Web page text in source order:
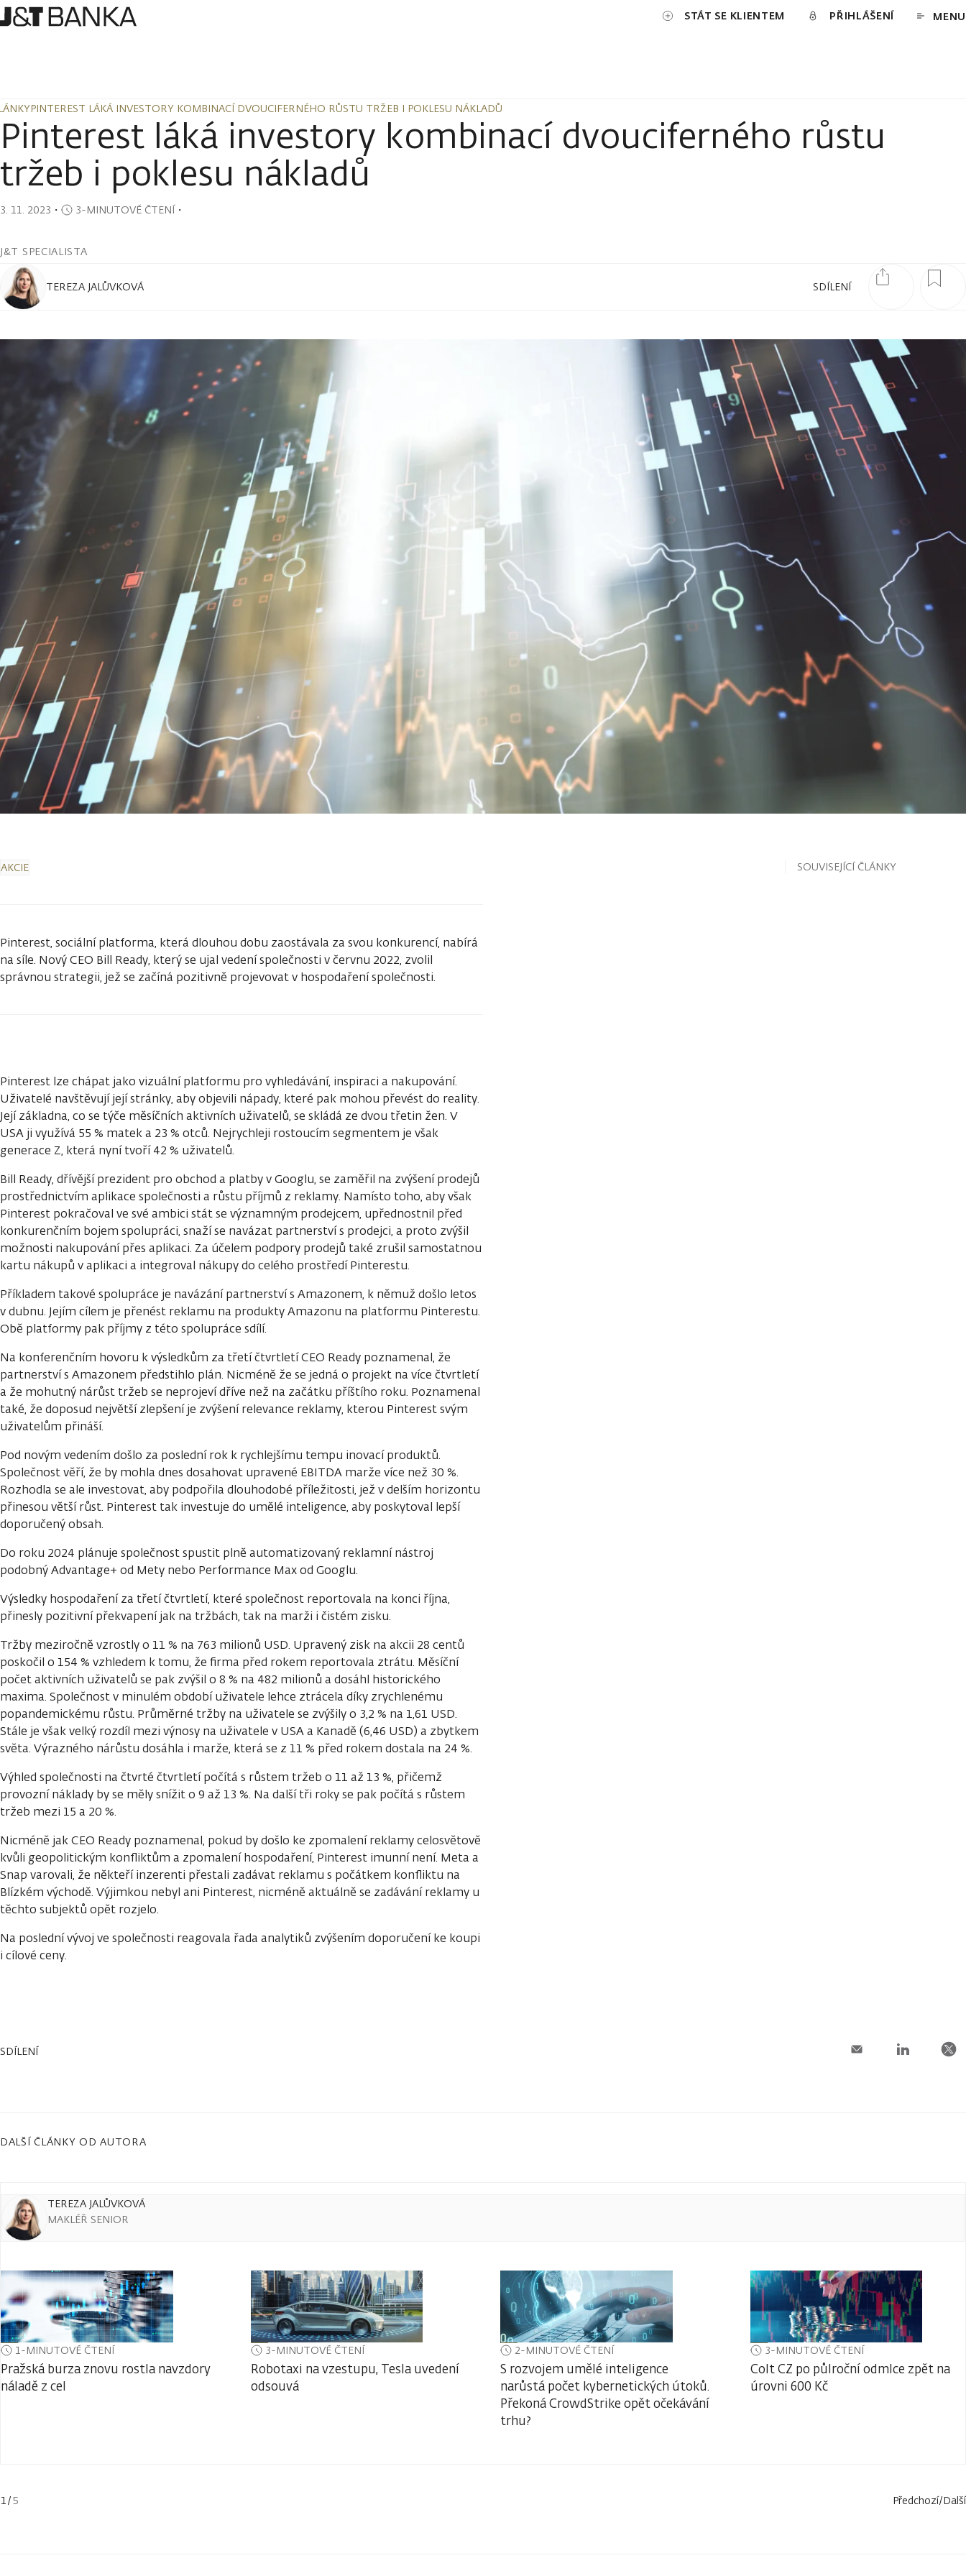
STÁT SE KLIENTEM PŘIHLÁŠENÍ MENU
PINTEREST LÁKÁ INVESTORY KOMBINACÍ DVOUCIFERNÉHO RŮSTU TRŽEB I POKLESU NÁKLADŮ
PINTEREST LÁKÁ INVESTORY KOMBINACÍ DVOUCIFERNÉHO RŮSTU TRŽEB I POKLESU NÁKLADŮ
Pinterest láká investory kombinací dvouciferného růstu
tržeb i poklesu nákladů
3. 11. 2023 ・ 3-MINUTOVÉ ČTENÍ・
J&T SPECIALISTA
SDÍLENÍ
TEREZA JALŮVKOVÁ
AKCIE
Pinterest, sociální platforma, která dlouhou dobu zaostávala za svou konkurencí, nabírá
na síle. Nový CEO Bill Ready, který se ujal vedení společnosti v červnu 2022, zvolil
správnou strategii, jež se začíná pozitivně projevovat v hospodaření společnosti.
Pinterest lze chápat jako vizuální platformu pro vyhledávání, inspiraci a nakupování.
Uživatelé navštěvují její stránky, aby objevili nápady, které pak mohou převést do reality.
Její základna, co se týče měsíčních aktivních uživatelů, se skládá ze dvou třetin žen. V
USA ji využívá 55 % matek a 23 % otců. Nejrychleji rostoucím segmentem je však
generace Z, která nyní tvoří 42 % uživatelů.
Bill Ready, dřívější prezident pro obchod a platby v Googlu, se zaměřil na zvýšení prodejů
prostřednictvím aplikace společnosti a růstu příjmů z reklamy. Namísto toho, aby však
Pinterest pokračoval ve své ambici stát se významným prodejcem, upřednostnil před
konkurenčním bojem spolupráci, snaží se navázat partnerství s prodejci, a proto zvýšil
možnosti nakupování přes aplikaci. Za účelem podpory prodejů také zrušil samostatnou
kartu nákupů v aplikaci a integroval nákupy do celého prostředí Pinterestu.
Příkladem takové spolupráce je navázání partnerství s Amazonem, k němuž došlo letos
v dubnu. Jejím cílem je přenést reklamu na produkty Amazonu na platformu Pinterestu.
Obě platformy pak příjmy z této spolupráce sdílí.
Na konferenčním hovoru k výsledkům za třetí čtvrtletí CEO Ready poznamenal, že
partnerství s Amazonem předstihlo plán. Nicméně že se jedná o projekt na více čtvrtletí
a že mohutný nárůst tržeb se neprojeví dříve než na začátku příštího roku. Poznamenal
také, že doposud největší zlepšení je zvýšení relevance reklamy, kterou Pinterest svým
uživatelům přináší.
Pod novým vedením došlo za poslední rok k rychlejšímu tempu inovací produktů.
Společnost věří, že by mohla dnes dosahovat upravené EBITDA marže více než 30 %.
Rozhodla se ale investovat, aby podpořila dlouhodobé příležitosti, jež v delším horizontu
přinesou větší růst. Pinterest tak investuje do umělé inteligence, aby poskytoval lepší
doporučený obsah.
Do roku 2024 plánuje společnost spustit plně automatizovaný reklamní nástroj
podobný Advantage+ od Mety nebo Performance Max od Googlu.
Výsledky hospodaření za třetí čtvrtletí, které společnost reportovala na konci října,
přinesly pozitivní překvapení jak na tržbách, tak na marži i čistém zisku.
Tržby meziročně vzrostly o 11 % na 763 milionů USD. Upravený zisk na akcii 28 centů
poskočil o 154 % vzhledem k tomu, že firma před rokem reportovala ztrátu. Měsíční
počet aktivních uživatelů se pak zvýšil o 8 % na 482 milionů a dosáhl historického
maxima. Společnost v minulém období uživatele lehce ztrácela díky zrychlenému
popandemickému růstu. Průměrné tržby na uživatele se zvýšily o 3,2 % na 1,61 USD.
Stále je však velký rozdíl mezi výnosy na uživatele v USA a Kanadě (6,46 USD) a zbytkem
světa. Výrazného nárůstu dosáhla i marže, která se z 11 % před rokem dostala na 24 %.
Výhled společnosti na čtvrté čtvrtletí počítá s růstem tržeb o 11 až 13 %, přičemž
provozní náklady by se měly snížit o 9 až 13 %. Na další tři roky se pak počítá s růstem
tržeb mezi 15 a 20 %.
Nicméně jak CEO Ready poznamenal, pokud by došlo ke zpomalení reklamy celosvětově
kvůli geopolitickým konfliktům a zpomalení hospodaření, Pinterest imunní není. Meta a
Snap varovali, že někteří inzerenti přestali zadávat reklamu s počátkem konfliktu na
Blízkém východě. Výjimkou nebyl ani Pinterest, nicméně aktuálně se zadávání reklamy u
těchto subjektů opět rozjelo.
Na poslední vývoj ve společnosti reagovala řada analytiků zvýšením doporučení ke koupi
i cílové ceny.
SOUVISEJÍCÍ ČLÁNKY
SDÍLENÍ
DALŠÍ ČLÁNKY OD AUTORA
TEREZA JALŮVKOVÁ
MAKLÉŘ SENIOR
1-MINUTOVÉ ČTENÍ
Pražská burza znovu rostla navzdory
náladě z cel
3-MINUTOVÉ ČTENÍ
Robotaxi na vzestupu, Tesla uvedení
odsouvá
2-MINUTOVÉ ČTENÍ
S rozvojem umělé inteligence
narůstá počet kybernetických útoků.
Překoná CrowdStrike opět očekávání
trhu?
3-MINUTOVÉ ČTENÍ
Colt CZ po půlroční odmlce zpět na
úrovni 600 Kč
1 / 5 Předchozí/Další